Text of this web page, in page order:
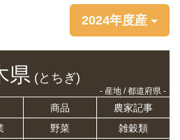
2024年度産
県(とちぎ)
- 産地 / 都道府県 -
商品
農家記事
野菜
雑穀類